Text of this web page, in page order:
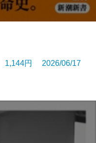
1,144円 2026/06/17